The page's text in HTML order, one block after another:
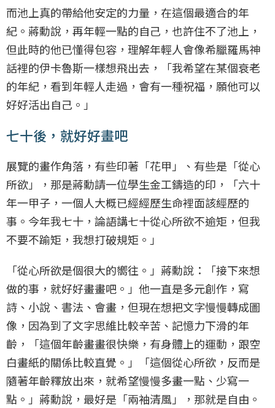
而池上真的帶給他安定的力量，在這個最適合的年
紀。蔣勳說，再年輕一點的自己，也許住不了池上，
但此時的他已懂得包容，理解年輕人會像希臘羅馬神
話裡的伊卡魯斯一樣想飛出去，「我希望在某個衰老
的年紀，看到年輕人走過，會有一種祝福，願他可以
好好活出自己。」
七十後，就好好畫吧
展覽的畫作角落，有些印著「花甲」、有些是「從心
所欲」，那是蔣勳請一位學生金工鑄造的印，「六十
年一甲子，一個人大概已經經歷生命裡面該經歷的
事。今年我七十，論語講七十從心所欲不逾矩，但我
不要不踰矩，我想打破規矩。」
「從心所欲是個很大的嚮往。」蔣勳說：「接下來想
做的事，就好好畫畫吧。」他一直是多元創作，寫
詩、小說、書法、會畫，但現在想把文字慢慢轉成圖
像，因為到了文字思維比較辛苦、記憶力下滑的年
齡，「這個年齡畫畫很快樂，有身體上的運動，跟空
白畫紙的關係比較直覺。」「這個從心所欲，反而是
隨著年齡釋放出來，就希望慢慢多畫一點、少寫一
點。」蔣勳說，最好是「兩袖清風」，那就是自由。